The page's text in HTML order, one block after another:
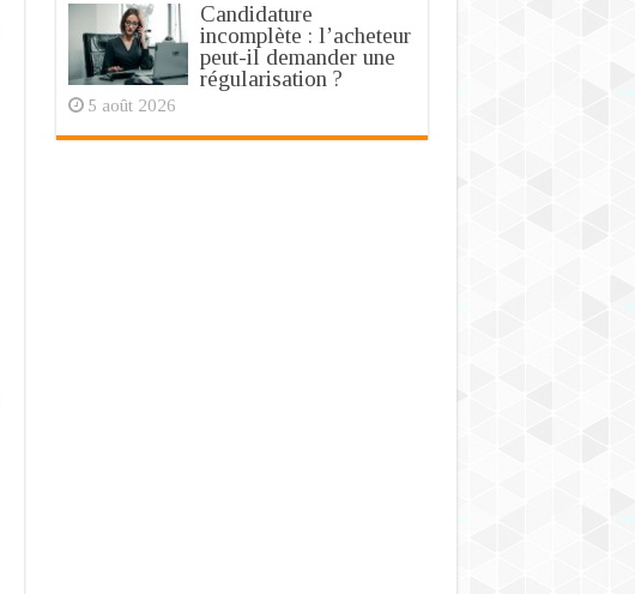
Candidature
incomplète : l’acheteur
peut-il demander une
régularisation ?
5 août 2026